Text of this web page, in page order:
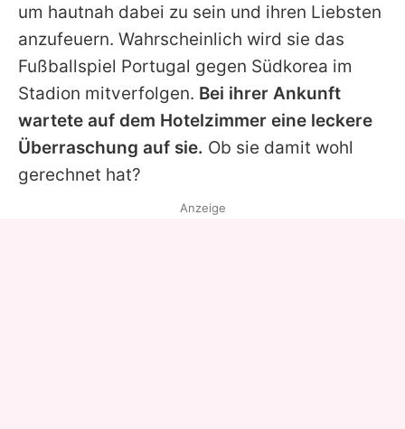
um hautnah dabei zu sein und ihren Liebsten
anzufeuern. Wahrscheinlich wird sie das
Fußballspiel Portugal gegen Südkorea im
Stadion mitverfolgen. Bei ihrer Ankunft
wartete auf dem Hotelzimmer eine leckere
Überraschung auf sie. Ob sie damit wohl
gerechnet hat?
Anzeige